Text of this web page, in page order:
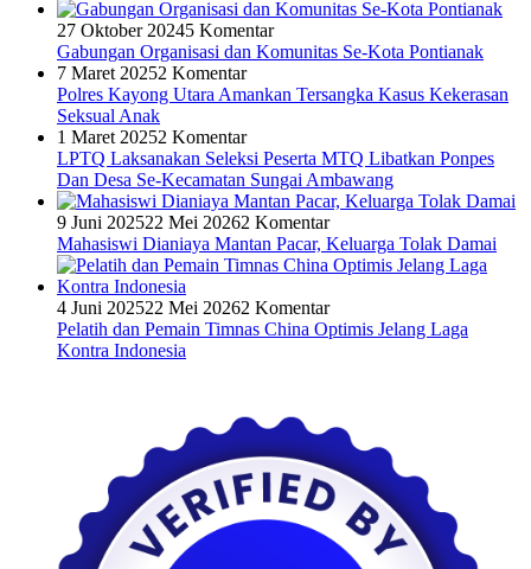
27 Oktober 20245 Komentar
Gabungan Organisasi dan Komunitas Se-Kota Pontianak
7 Maret 20252 Komentar
Polres Kayong Utara Amankan Tersangka Kasus Kekerasan
Seksual Anak
1 Maret 20252 Komentar
LPTQ Laksanakan Seleksi Peserta MTQ Libatkan Ponpes
Dan Desa Se-Kecamatan Sungai Ambawang
9 Juni 202522 Mei 20262 Komentar
Mahasiswi Dianiaya Mantan Pacar, Keluarga Tolak Damai
4 Juni 202522 Mei 20262 Komentar
Pelatih dan Pemain Timnas China Optimis Jelang Laga
Kontra Indonesia